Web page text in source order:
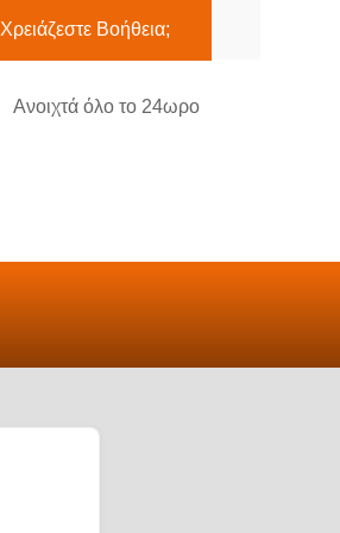
Χρειάζεστε Βοήθεια;
Ανοιχτά όλο το 24ωρο